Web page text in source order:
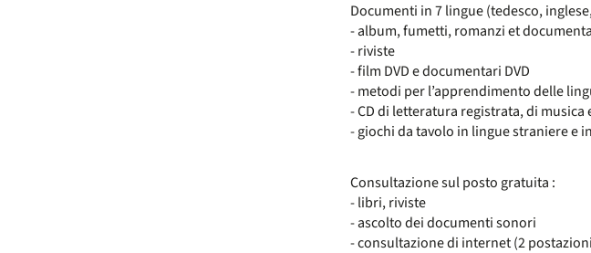
Documenti in 7 lingue (tedesco,
- album, fumetti, romanzi et
- riviste
- film DVD e documentari DVD
- metodi per l’apprendimento delle
- CD di letteratura registrata, di musica
- giochi da tavolo in lingue straniere e
Consultazione sul posto gratuita :
- libri, riviste
- ascolto dei documenti sonori
- consultazione di internet (2